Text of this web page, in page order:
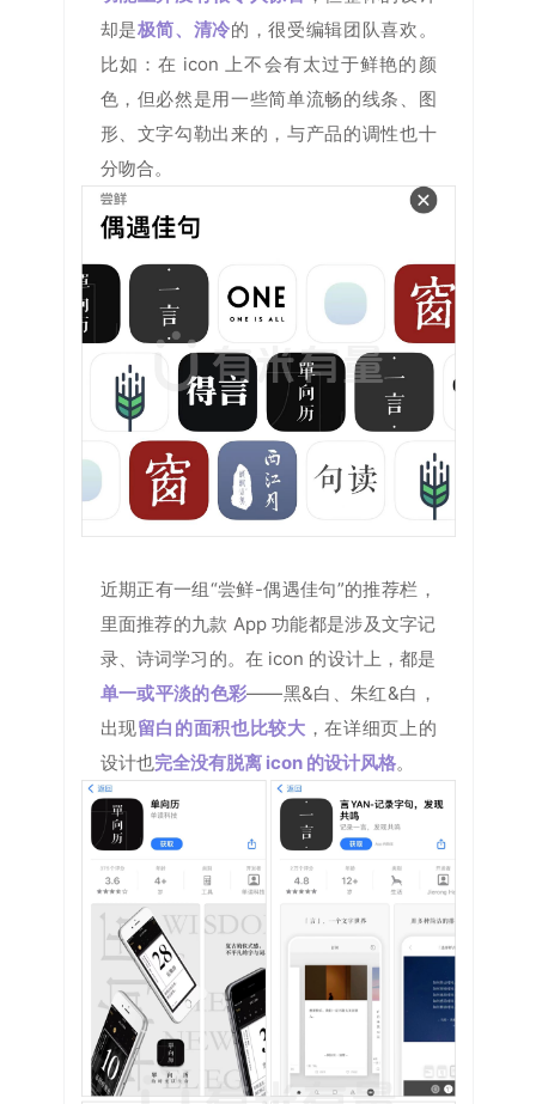
却是极简、清冷的，很受编辑团队喜欢。
比如：在 icon 上不会有太过于鲜艳的颜
色，但必然是用一些简单流畅的线条、图
形、文字勾勒出来的，与产品的调性也十
分吻合。
近期正有一组“尝鲜-偶遇佳句”的推荐栏，
里面推荐的九款 App 功能都是涉及文字记
录、诗词学习的。在 icon 的设计上，都是
单一或平淡的色彩——黑&白、朱红&白，
出现留白的面积也比较大 ，在详细页上的
设计也完全没有脱离 icon 的设计风格。